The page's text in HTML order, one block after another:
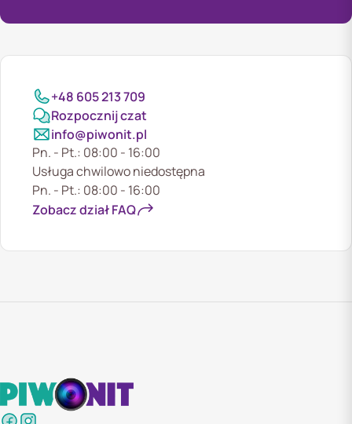
+48 605 213 709
Rozpocznij czat
info@piwonit.pl
Pn. - Pt.: 08:00 - 16:00
Usługa chwilowo niedostępna
Pn. - Pt.: 08:00 - 16:00
Zobacz dział FAQ